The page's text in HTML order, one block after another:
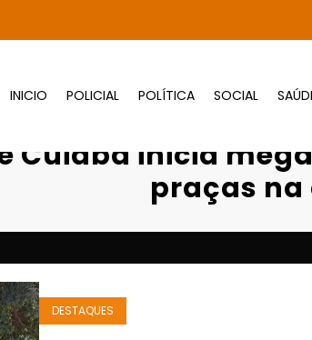
INICIO POLICIAL POLÍTICA SOCIAL
de Cuiabá inicia
Cuiabá inicia
praças
DESTAQUES